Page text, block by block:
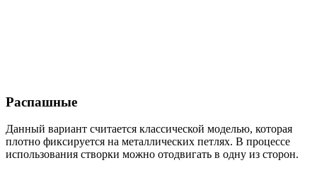
Распашные
Данный вариант считается классической моделью, которая
плотно фиксируется на металлических петлях. В процессе
использования створки можно отодвигать в одну из сторон.